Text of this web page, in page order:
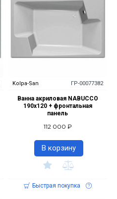
Kolpa-San ГР-00077382
Ванна акриловая NABUCCO
190х120 + фронтальная
панель
112 000 ₽
В корзину
Быстрая покупка